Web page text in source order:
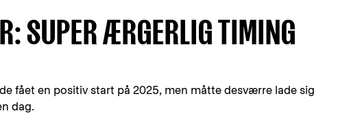
SUPER ÆRGERLIG TIMING
fået en positiv start på 2025, men måtte desværre lade sig
dag.